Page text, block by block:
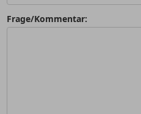
Frage/Kommentar: